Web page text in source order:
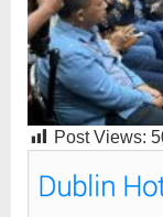
Post Views: